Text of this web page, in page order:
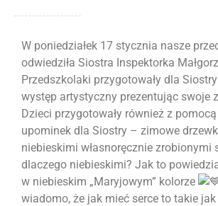
W poniedziałek 17 stycznia nasze
odwiedziła Siostra Inspektorka
Przedszkolaki przygotowały dla
występ artystyczny prezentując swoje
Dzieci przygotowały również z
upominek dla Siostry – zimowe
niebieskimi własnoręcznie zrobionymi
dlaczego niebieskimi? Jak to
w niebieskim „Maryjowym” kolorze
wiadomo, że jak mieć serce to takie